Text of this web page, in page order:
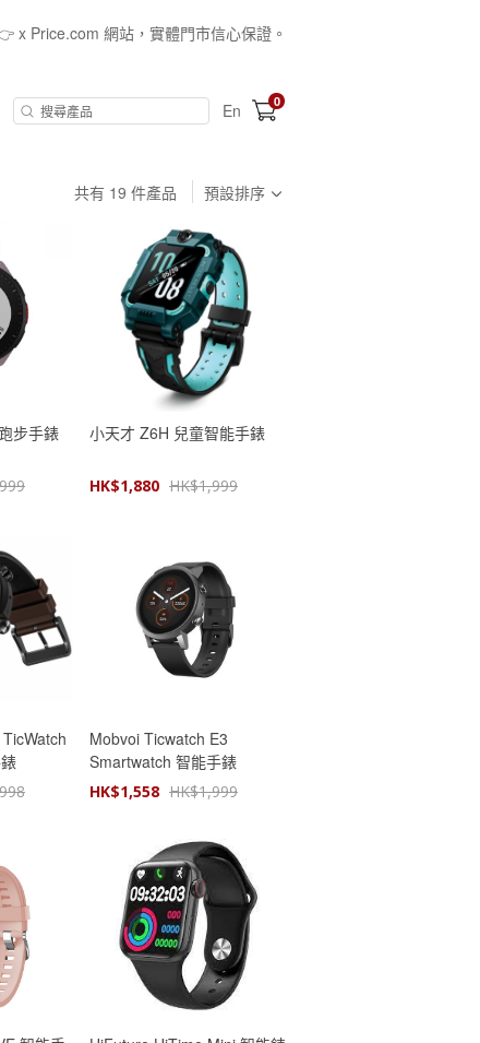
x Price.com 網站，實體門市信心保證。
En 0
共有 19 件產品 預設排序
步手錶 小天才 Z6H 兒童智能手錶
HK$1,880 HK$1,999
Mobvoi Ticwatch E3
Smartwatch 智能手錶
HK$1,558 HK$1,999